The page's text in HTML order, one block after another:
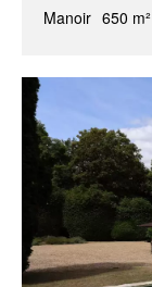
Manoir 650 m²